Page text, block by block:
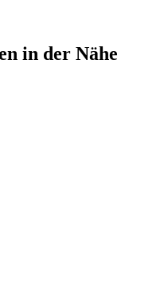
in der Nähe